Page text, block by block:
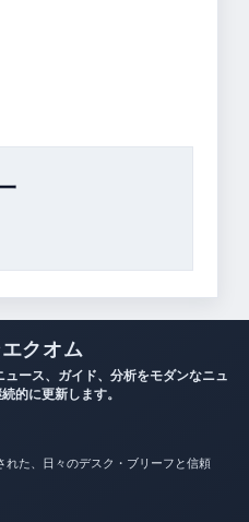
クオム
ース、ガイド、分析をモダンなニュ
的に更新します。
た、日々のデスク・ブリーフと信頼